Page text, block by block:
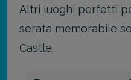
Altri luoghi perfetti
serata memorabile
Castle.